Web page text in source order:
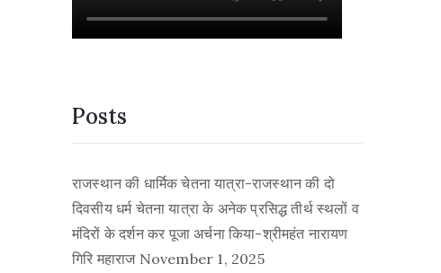
Posts
राजस्थान की धार्मिक चेतना यात्रा-राजस्थान की दो
दिवसीय धर्म चेतना यात्रा के अनेक प्रसिद्ध तीर्थ स्थलों व
मंदिरों के दर्शन कर पूजा अर्चना किया-श्रीमहंत नारायण
गिरि महाराज November 1, 2025